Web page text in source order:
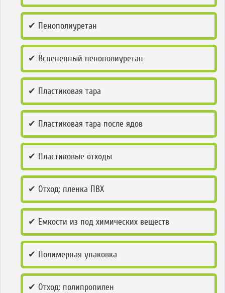
✔ Пенополиуретан
✔ Вспененный пенополиуретан
✔ Пластиковая тара
✔ Пластиковая тара после ядов
✔ Пластиковые отходы
✔ Отход: пленка ПВХ
✔ Емкости из под химических веществ
✔ Полимерная упаковка
✔ Отход: полипропилен